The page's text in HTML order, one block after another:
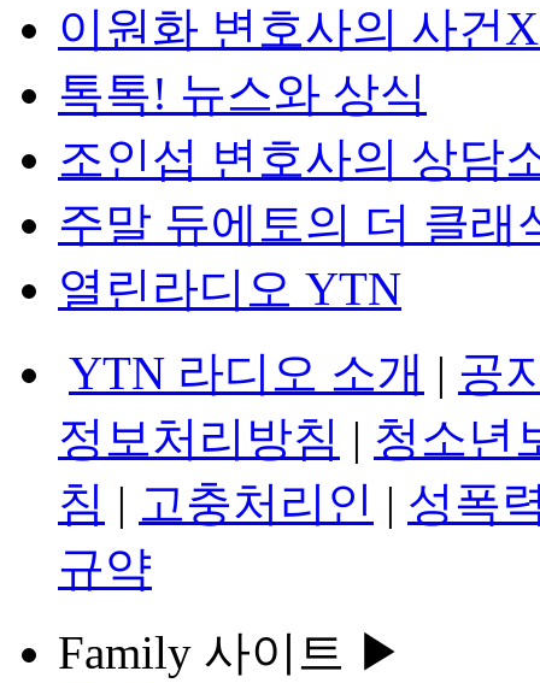
이원화 변호사의 사건
톡톡! 뉴스와 상식
조인섭 변호사의 상담
주말 듀에토의 더 클래
열린라디오 YTN
YTN 라디오 소개 | 공
정보처리방침 | 청소년
침 | 고충처리인 | 성폭
규약
Family 사이트 ▶